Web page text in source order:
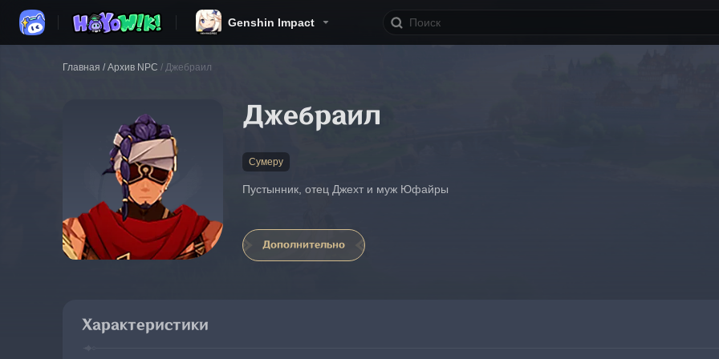
Genshin Impact
Главная / Архив NPC / Джебраил
Джебраил
Сумеру
Пустынник, отец Джехт и муж Юфайры
Дополнительно
Характеристики